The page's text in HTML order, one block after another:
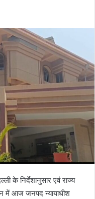
के निर्देशानुसार एवं राज्य
में आज जनपद न्यायाधीश